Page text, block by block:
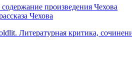
произведения Чехова
Чехова
Литературная критика,